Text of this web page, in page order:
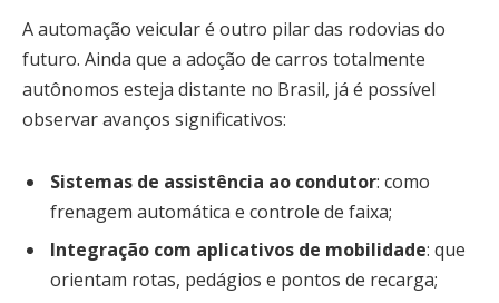
A automação veicular é outro pilar das rodovias do
futuro. Ainda que a adoção de carros totalmente
autônomos esteja distante no Brasil, já é possível
observar avanços significativos:
Sistemas de assistência ao condutor: como
frenagem automática e controle de faixa;
Integração com aplicativos de mobilidade: que
orientam rotas, pedágios e pontos de recarga;